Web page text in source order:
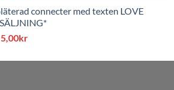
priset
var:
12,00kr.
priset
är:
5,00kr.
connecter med texten LOVE
Det
priset
5,00krDet
priset